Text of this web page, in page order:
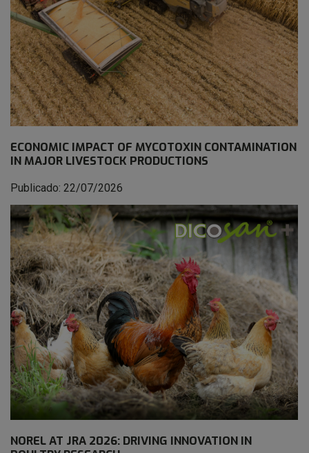
ECONOMIC IMPACT OF MYCOTOXIN CONTAMINATION
IN MAJOR LIVESTOCK PRODUCTIONS
Publicado: 22/07/2026
NOREL AT JRA 2026: DRIVING INNOVATION IN